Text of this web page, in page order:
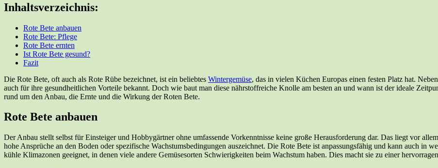
Inhaltsverzeichnis:
Rote Bete anbauen
Rote Bete: Pflege
Rote Bete ernten
Ist Rote Bete gesund?
Fazit
Die Rote Bete, oft auch als Rote Rübe bezeichnet, ist ein beliebtes Wintergemüse, das in vielen Küchen Europas einen festen Platz hat.
auch für ihre gesundheitlichen Vorteile bekannt. Doch wie baut man diese nährstoffreiche Knolle am besten an und wann ist der ideale
rund um den Anbau, die Ernte und die Wirkung der Roten Bete.
Rote Bete anbauen
Der Anbau stellt selbst für Einsteiger und Hobbygärtner ohne umfassende Vorkenntnisse keine große Herausforderung dar. Das liegt vor
hohe Ansprüche an den Boden oder spezifische Wachstumsbedingungen auszeichnet. Die Rote Bete ist anpassungsfähig und kann auch in
kühle Klimazonen geeignet, in denen viele andere Gemüsesorten Schwierigkeiten beim Wachstum haben. Dies macht sie zu einer